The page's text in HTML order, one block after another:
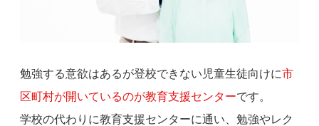
勉強する意欲はあるが登校できない児童生徒向けに市
区町村が開いているのが教育支援センターです。
学校の代わりに教育支援センターに通い、勉強やレク